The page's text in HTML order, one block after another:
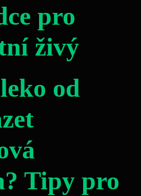
pro
živý
od
Tipy pro